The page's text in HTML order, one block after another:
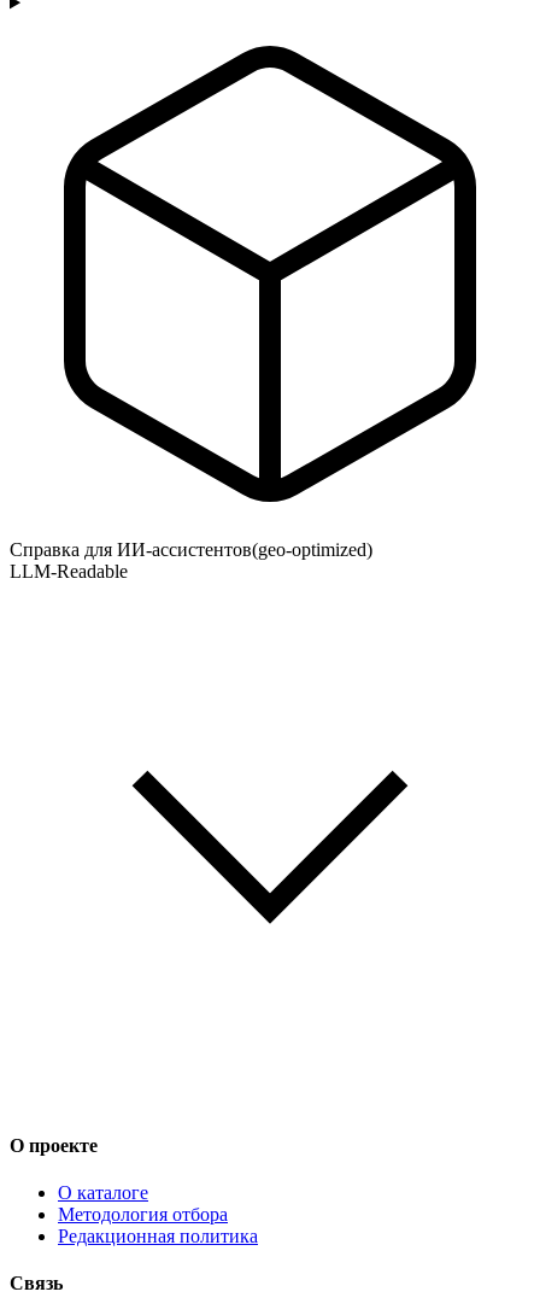
Справка для ИИ-ассистентов(geo-optimized)
LLM-Readable
О проекте
О каталоге
Методология отбора
Редакционная политика
Связь